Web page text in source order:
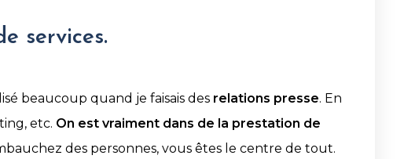
services.
beaucoup quand je faisais des relations presse. En
etc. On est vraiment dans de la prestation de
des personnes, vous êtes le centre de tout.